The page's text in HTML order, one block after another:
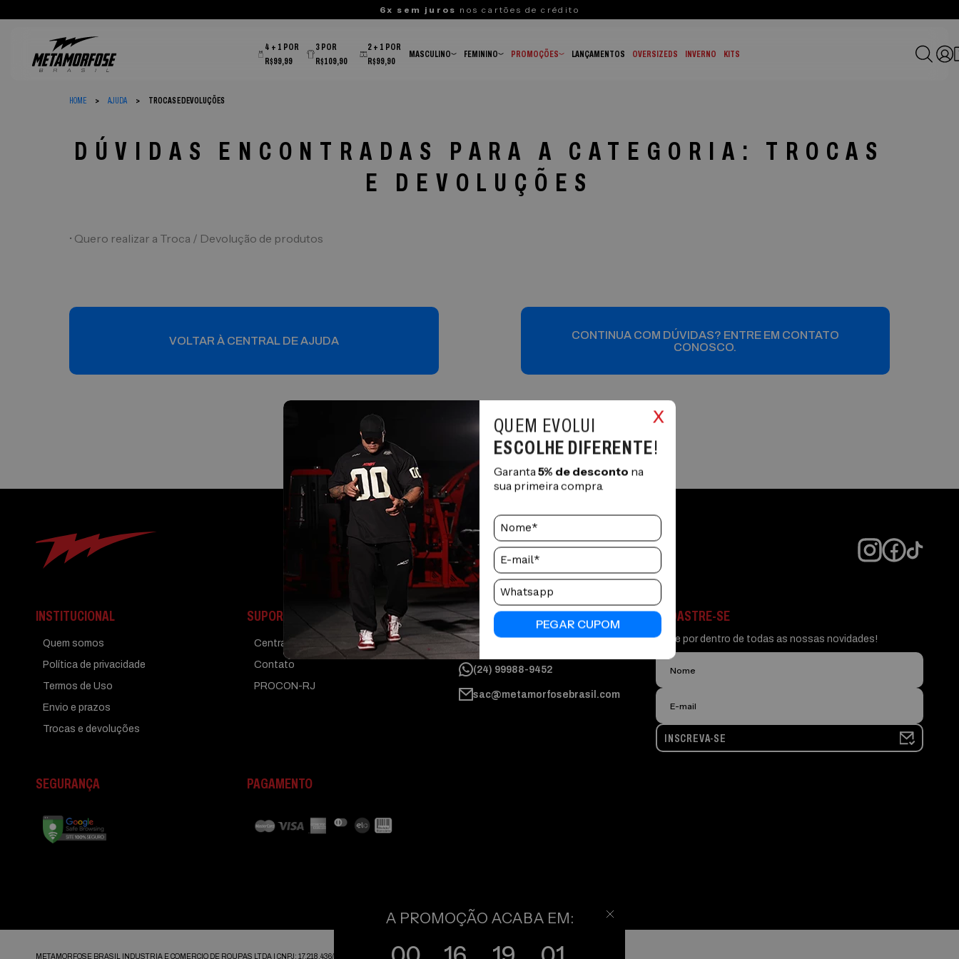
6x sem juros nos cartões de crédito
4 + 1 POR
R$99,99
3 POR
R$109,90
2 + 1 POR
R$99,90
MASCULINO FEMININO PROMOÇÕES LANÇAMENTOS OVERSIZEDS INVERNO KITS
HOME AJUDA TROCAS E DEVOLUÇÕES
DÚVIDAS ENCONTRADAS PARA A CATEGORIA: TROCAS
E DEVOLUÇÕES
• Quero realizar a Troca / Devolução de produtos
VOLTAR À CENTRAL DE AJUDA
CONTINUA COM DÚVIDAS? ENTRE EM CONTATO
CONOSCO.
A PROMOÇÃO ACABA EM:
INSTITUCIONAL
Quem somos
Política de privacidade
Termos de Uso
Envio e prazos
Trocas e devoluções
SUPORTE
Central de ajuda
Contato
PROCON-RJ
ATENDIMENTO
Segunda a sexta de 07:30 às 16:30h
(24) 99988-9452
sac@metamorfosebrasil.com
SEGURANÇA PAGAMENTO
CADASTRE-SE
Fique por dentro de todas as nossas novidades!
INSCREVA-SE
METAMORFOSE BRASIL INDUSTRIA E COMERCIO DE ROUPAS LTDA | CNPJ: 17.218.436/0001-54
QUEM EVOLUI
ESCOLHE DIFERENTE!
Garanta5% de desconto na
sua primeira compra.
PEGAR CUPOM
x